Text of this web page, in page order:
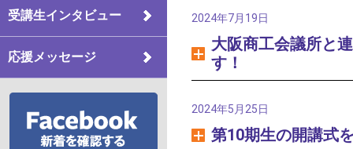
2024年7月19日
大阪商工会議所と
す！
2024年5月25日
第10期生の開講式
受講生インタビュー
応援メッセージ